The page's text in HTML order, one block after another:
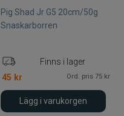
Pig Shad Jr G5 20cm/50g
Snaskarborren
Finns i lager
45 kr Ord. pris 75 kr
Lägg i varukorgen